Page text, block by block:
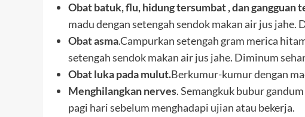
Obat batuk, flu, hidung tersumbat , dan gangguan
madu dengan setengah sendok makan air jus jahe.
Obat asma.Campurkan setengah gram merica
setengah sendok makan air jus jahe. Diminum
Obat luka pada mulut.Berkumur-kumur dengan
Menghilangkan nerves. Semangkuk bubur
pagi hari sebelum menghadapi ujian atau bekerja.